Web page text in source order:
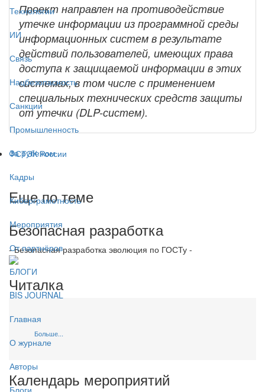
Технологии
ИИ
Связь
Нацбезопасность
Санкции
Промышленность
За рубежом
Кадры
Киберграмотность
Мероприятия
От партнёров
БЛОГИ
BIS JOURNAL
Главная
О журнале
Авторы
Блоги
Проект направлен на противодействие
утечке информации из программной среды
информационных систем в результате
действий пользователей, имеющих права
доступа к защищаемой информации в этих
системах, в том числе с применением
специальных технических средств защиты
от утечки (DLP-систем).
ФСТЭК России
Еще по теме
Безопасная разработка
- Безопасная разработка эволюция по ГОСТу -
Читалка
Больше...
Календарь мероприятий